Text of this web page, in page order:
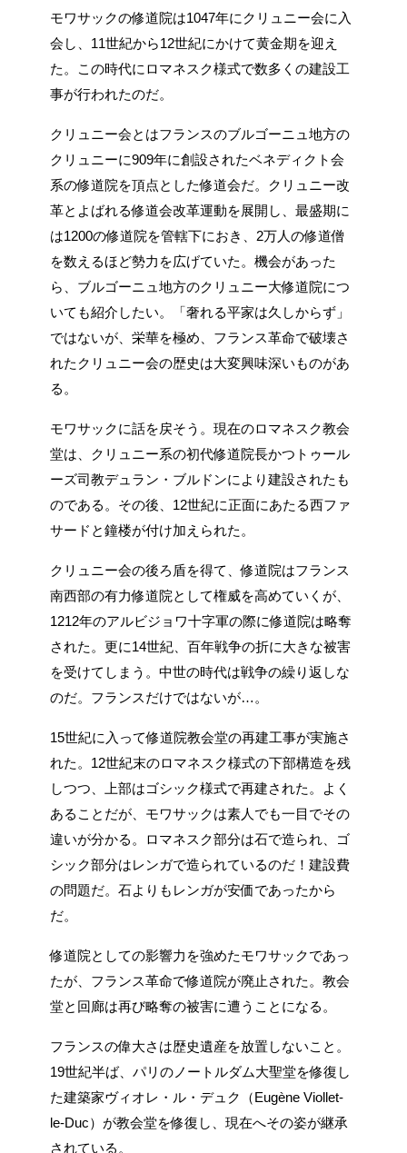
モワサックの修道院は1047年にクリュニー会に入
会し、11世紀から12世紀にかけて黄金期を迎え
た。この時代にロマネスク様式で数多くの建設工
事が行われたのだ。
クリュニー会とはフランスのブルゴーニュ地方の
クリュニーに909年に創設されたベネディクト会
系の修道院を頂点とした修道会だ。クリュニー改
革とよばれる修道会改革運動を展開し、最盛期に
は1200の修道院を管轄下におき、2万人の修道僧
を数えるほど勢力を広げていた。機会があった
ら、ブルゴーニュ地方のクリュニー大修道院につ
いても紹介したい。「奢れる平家は久しからず」
ではないが、栄華を極め、フランス革命で破壊さ
れたクリュニー会の歴史は大変興味深いものがあ
る。
モワサックに話を戻そう。現在のロマネスク教会
堂は、クリュニー系の初代修道院長かつトゥール
ーズ司教デュラン・ブルドンにより建設されたも
のである。その後、12世紀に正面にあたる西ファ
サードと鐘楼が付け加えられた。
クリュニー会の後ろ盾を得て、修道院はフランス
南西部の有力修道院として権威を高めていくが、
1212年のアルビジョワ十字軍の際に修道院は略奪
された。更に14世紀、百年戦争の折に大きな被害
を受けてしまう。中世の時代は戦争の繰り返しな
のだ。フランスだけではないが…。
15世紀に入って修道院教会堂の再建工事が実施さ
れた。12世紀末のロマネスク様式の下部構造を残
しつつ、上部はゴシック様式で再建された。よく
あることだが、モワサックは素人でも一目でその
違いが分かる。ロマネスク部分は石で造られ、ゴ
シック部分はレンガで造られているのだ！建設費
の問題だ。石よりもレンガが安価であったから
だ。
修道院としての影響力を強めたモワサックであっ
たが、フランス革命で修道院が廃止された。教会
堂と回廊は再び略奪の被害に遭うことになる。
フランスの偉大さは歴史遺産を放置しないこと。
19世紀半ば、パリのノートルダム大聖堂を修復し
た建築家ヴィオレ・ル・デュク（Eugène Viollet-
le-Duc）が教会堂を修復し、現在へその姿が継承
されている。